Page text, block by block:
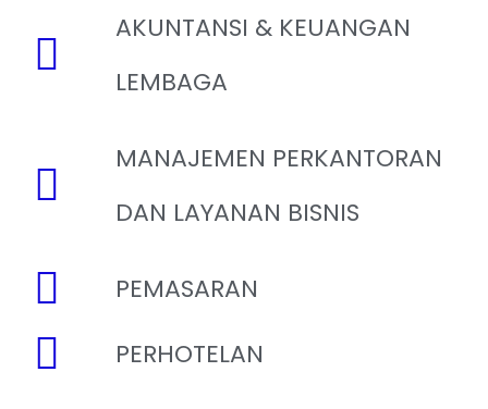
AKUNTANSI & KEUANGAN
LEMBAGA
MANAJEMEN PERKANTORAN
DAN LAYANAN BISNIS
PEMASARAN
PERHOTELAN